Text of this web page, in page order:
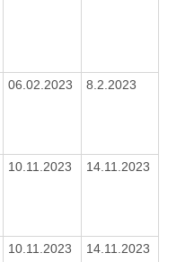
06.02.2023 8.2.2023
10.11.2023 14.11.2023
10.11.2023 14.11.2023